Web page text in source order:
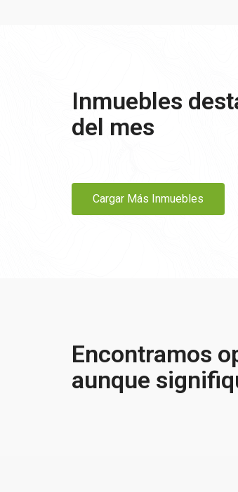
Inmuebles
del mes
Cargar Más Inmuebles
Encontramos
aunque